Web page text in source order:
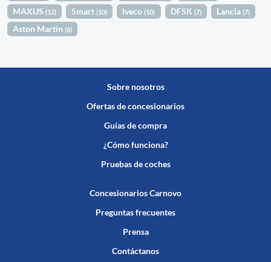
MAXUS(12) Smart(10) Iveco(10) DFSK (7) Lancia (7)
Aston Martin(6)
Sobre nosotros
Ofertas de concesionarios
Guías de compra
¿Cómo funciona?
Pruebas de coches
Concesionarios Carnovo
Preguntas frecuentes
Prensa
Contáctanos